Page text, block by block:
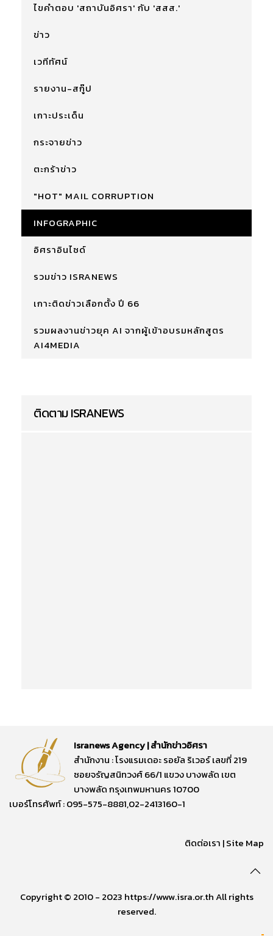
ไขคำตอบ 'สถาบันอิศรา' กับ 'สสส.'
ข่าว
เวทีทัศน์
รายงาน-สกู๊ป
เกาะประเด็น
กระจายข่าว
ตะกร้าข่าว
"HOT" MAIL CORRUPTION
INFOGRAPHIC
อิศราอินไซด์
รวมข่าว ISRANEWS
เกาะติดข่าวเลือกตั้ง ปี 66
รวมผลงานข่าวยุค AI จากผู้เข้าอบรมหลักสูตร
AI4MEDIA
ติดตาม ISRANEWS
Isranews Agency | สำนักข่าวอิศรา
สำนักงาน : โรงแรมเดอะ รอยัล ริเวอร์ เลขที่ 219
ซอยจรัญสนิทวงศ์ 66/1 แขวง บางพลัด เขต
บางพลัด กรุงเทพมหานคร 10700
เบอร์โทรศัพท์ : 095-575-8881,02-2413160-1
ติดต่อเรา |Site Map
Copyright © 2010 - 2023 https://www.isra.or.th All rights
reserved.